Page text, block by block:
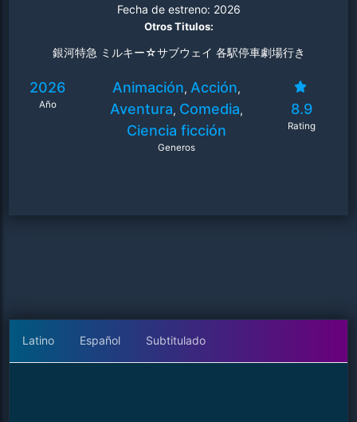
Fecha de estreno: 2026
Otros Titulos:
銀河特急 ミルキー☆サブウェイ 各駅停車劇場行き
2026
Año
Animación, Acción,
Aventura, Comedia,
Ciencia ficción
Generos
8.9
Rating
Latino Español Subtitulado